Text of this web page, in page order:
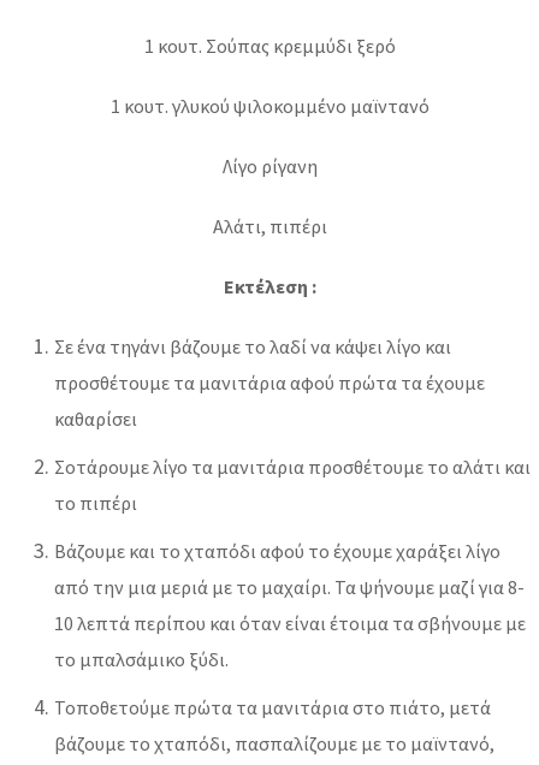
1 κουτ. Σούπας κρεμμύδι ξερό
1 κουτ. γλυκού ψιλοκομμένο μαϊντανό
Λίγο ρίγανη
Αλάτι, πιπέρι
Εκτέλεση :
Σε ένα τηγάνι βάζουμε το λαδί να κάψει λίγο και
προσθέτουμε τα μανιτάρια αφού πρώτα τα έχουμε
καθαρίσει
Σοτάρουμε λίγο τα μανιτάρια προσθέτουμε το αλάτι και
το πιπέρι
Βάζουμε και το χταπόδι αφού το έχουμε χαράξει λίγο
από την μια μεριά με το μαχαίρι. Τα ψήνουμε μαζί για 8-
10 λεπτά περίπου και όταν είναι έτοιμα τα σβήνουμε με
το μπαλσάμικο ξύδι.
Τοποθετούμε πρώτα τα μανιτάρια στο πιάτο, μετά
βάζουμε το χταπόδι, πασπαλίζουμε με το μαϊντανό,